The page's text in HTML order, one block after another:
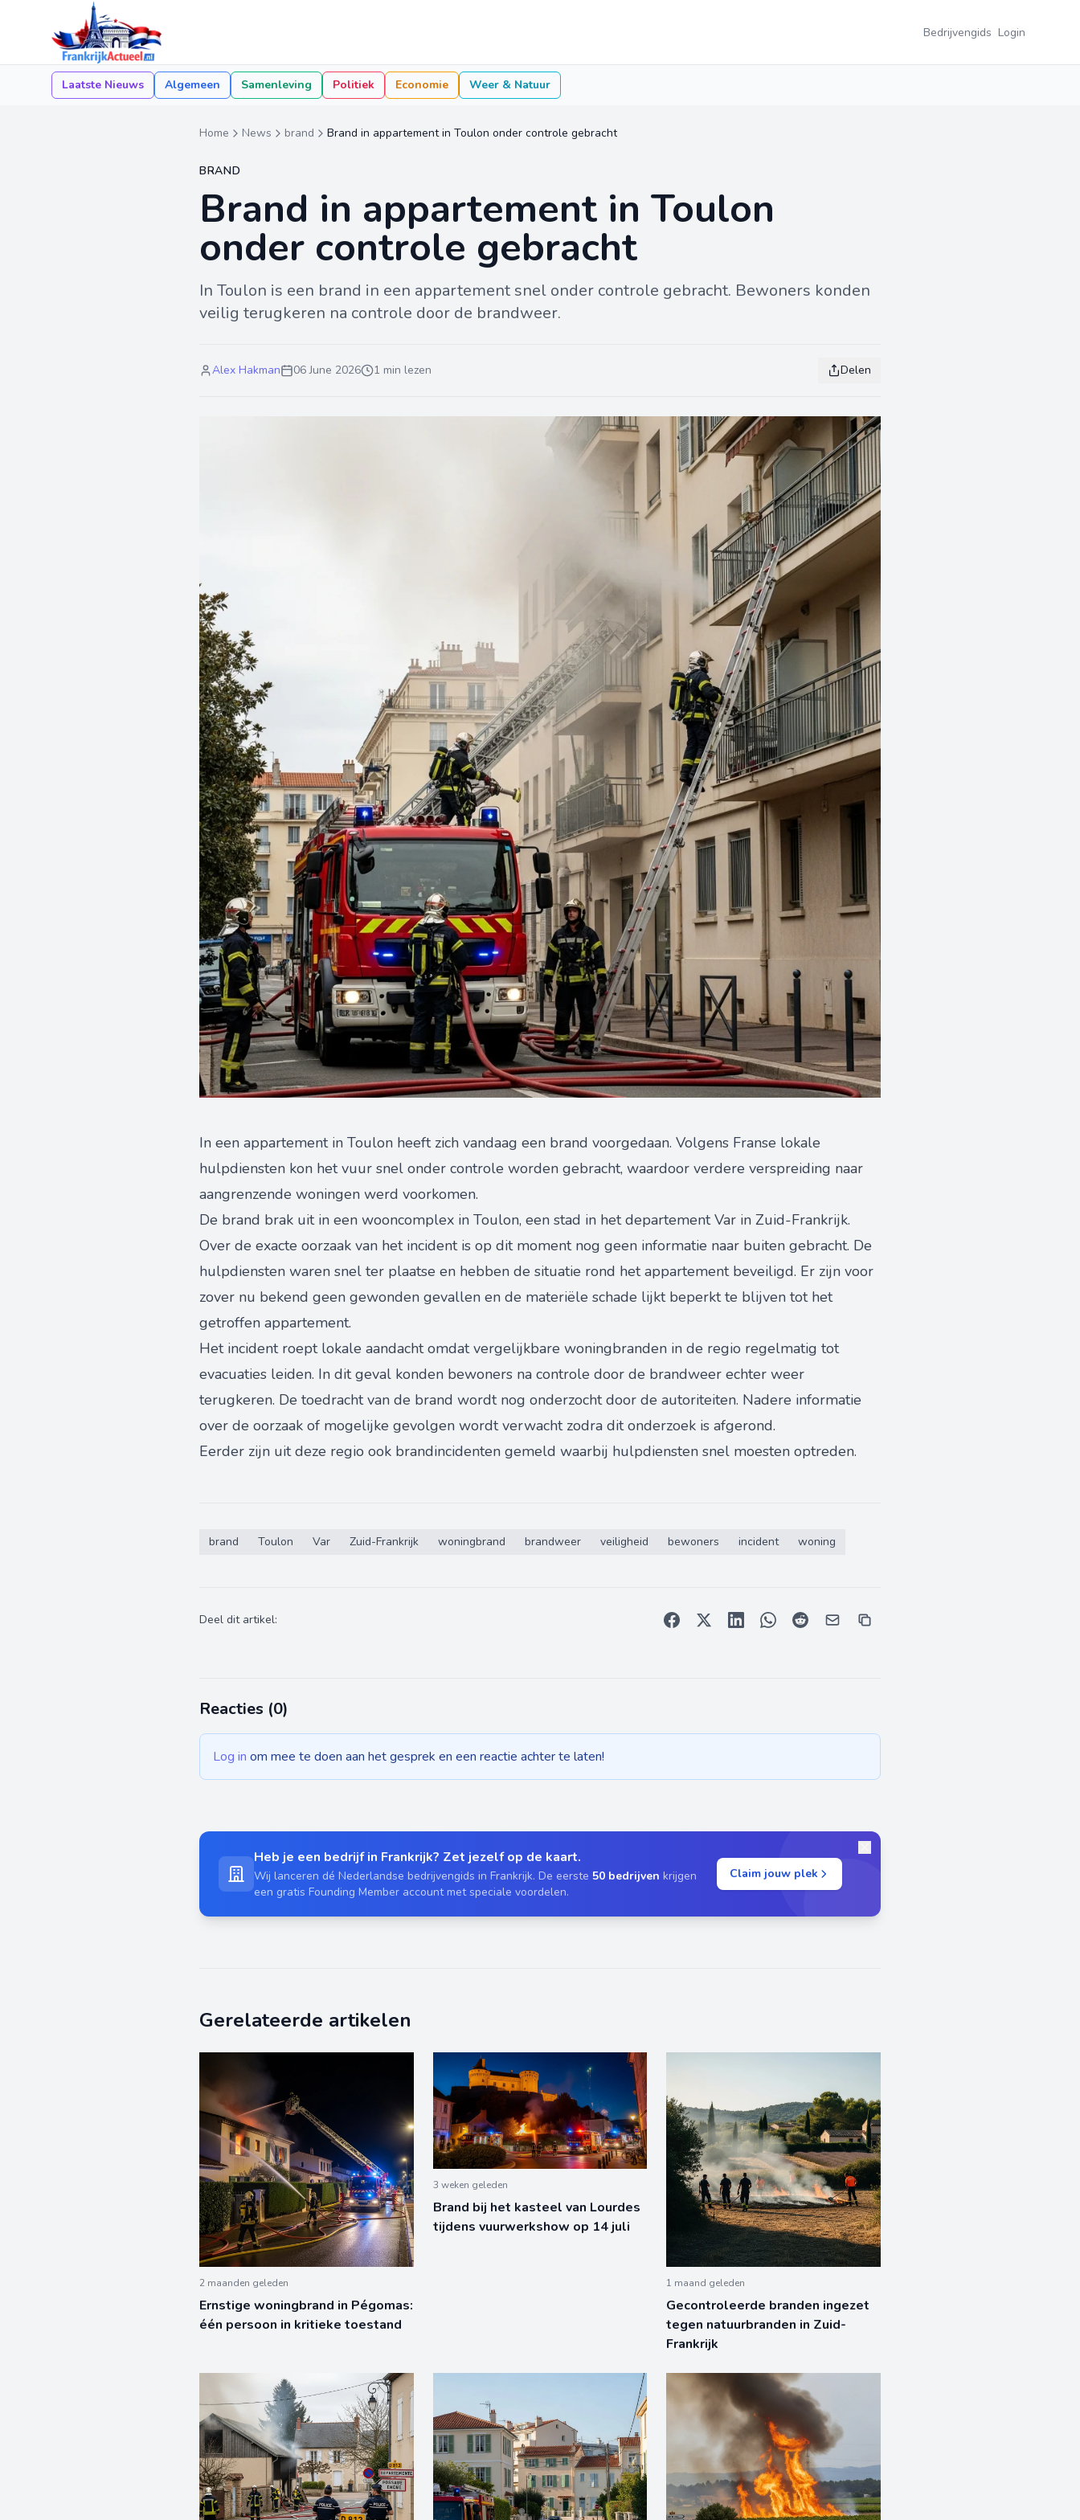
Bedrijvengids Login
Laatste Nieuws Algemeen Samenleving Politiek Economie Weer & Natuur
Home News brand Brand in appartement in Toulon onder controle gebracht
BRAND
Brand in appartement in Toulon
onder controle gebracht
In Toulon is een brand in een appartement snel onder controle gebracht. Bewoners konden
veilig terugkeren na controle door de brandweer.
Alex Hakman 06 June 2026 1 min lezen Delen
In een appartement in Toulon heeft zich vandaag een brand voorgedaan. Volgens Franse lokale
hulpdiensten kon het vuur snel onder controle worden gebracht, waardoor verdere verspreiding naar
aangrenzende woningen werd voorkomen.
De brand brak uit in een wooncomplex in Toulon, een stad in het departement Var in Zuid-Frankrijk.
Over de exacte oorzaak van het incident is op dit moment nog geen informatie naar buiten gebracht. De
hulpdiensten waren snel ter plaatse en hebben de situatie rond het appartement beveiligd. Er zijn voor
zover nu bekend geen gewonden gevallen en de materiële schade lijkt beperkt te blijven tot het
getroffen appartement.
Het incident roept lokale aandacht omdat vergelijkbare woningbranden in de regio regelmatig tot
evacuaties leiden. In dit geval konden bewoners na controle door de brandweer echter weer
terugkeren. De toedracht van de brand wordt nog onderzocht door de autoriteiten. Nadere informatie
over de oorzaak of mogelijke gevolgen wordt verwacht zodra dit onderzoek is afgerond.
Eerder zijn uit deze regio ook brandincidenten gemeld waarbij hulpdiensten snel moesten optreden.
brand Toulon Var Zuid-Frankrijk woningbrand brandweer veiligheid bewoners incident woning
Deel dit artikel:
Reacties (0)
Log in om mee te doen aan het gesprek en een reactie achter te laten!
Heb je een bedrijf in Frankrijk? Zet jezelf op de kaart.
Wij lanceren dé Nederlandse bedrijvengids in Frankrijk. De eerste 50 bedrijven krijgen
een gratis Founding Member account met speciale voordelen.
Claim jouw plek
Gerelateerde artikelen
2 maanden geleden
Ernstige woningbrand in Pégomas:
één persoon in kritieke toestand
3 weken geleden
Brand bij het kasteel van Lourdes
tijdens vuurwerkshow op 14 juli
1 maand geleden
Gecontroleerde branden ingezet
tegen natuurbranden in Zuid-
Frankrijk